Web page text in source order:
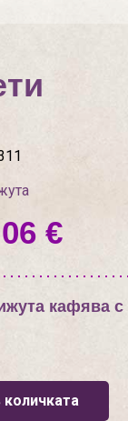
€
кафява с